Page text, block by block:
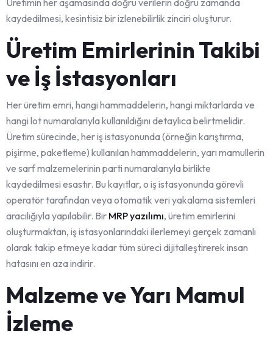
Üretimin her aşamasında doğru verilerin doğru zamanda
kaydedilmesi, kesintisiz bir izlenebilirlik zinciri oluşturur.
Üretim Emirlerinin Takibi
ve İş İstasyonları
Her üretim emri, hangi hammaddelerin, hangi miktarlarda ve
hangi lot numaralarıyla kullanıldığını detaylıca belirtmelidir.
Üretim sürecinde, her iş istasyonunda (örneğin karıştırma,
pişirme, paketleme) kullanılan hammaddelerin, yarı mamullerin
ve sarf malzemelerinin parti numaralarıyla birlikte
kaydedilmesi esastır. Bu kayıtlar, o iş istasyonunda görevli
operatör tarafından veya otomatik veri yakalama sistemleri
aracılığıyla yapılabilir. Bir MRP yazılımı, üretim emirlerini
oluşturmaktan, iş istasyonlarındaki ilerlemeyi gerçek zamanlı
olarak takip etmeye kadar tüm süreci dijitalleştirerek insan
hatasını en aza indirir.
Malzeme ve Yarı Mamul
İzleme